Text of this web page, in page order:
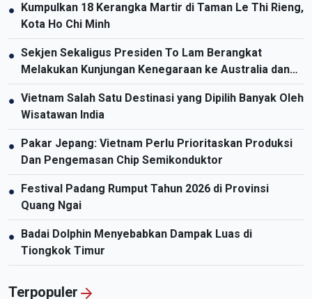
●
Kumpulkan 18 Kerangka Martir di Taman Le Thi Rieng,
Kota Ho Chi Minh
● Sekjen Sekaligus Presiden To Lam Berangkat
Melakukan Kunjungan Kenegaraan ke Australia dan
Selandia Baru
● Vietnam Salah Satu Destinasi yang Dipilih Banyak Oleh
Wisatawan India
●
Pakar Jepang: Vietnam Perlu Prioritaskan Produksi
Dan Pengemasan Chip Semikonduktor
●
Festival Padang Rumput Tahun 2026 di Provinsi
Quang Ngai
●
Badai Dolphin Menyebabkan Dampak Luas di
Tiongkok Timur
Terpopuler